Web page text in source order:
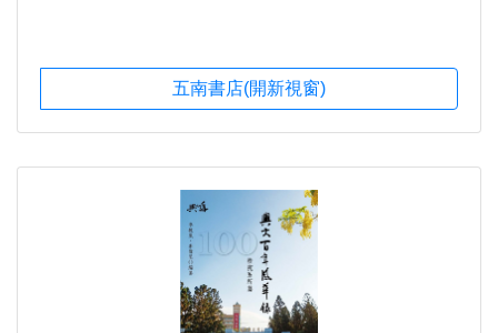
五南書店(開新視窗)